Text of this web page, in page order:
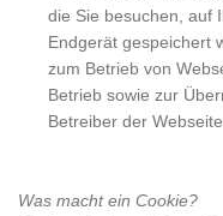
die Sie besuchen, auf
Endgerät gespeichert
zum Betrieb von
Betrieb sowie zur
Betreiber der Webseite.
Was macht ein Cookie?